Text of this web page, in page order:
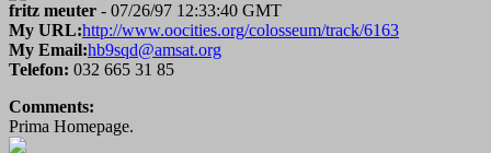
fritz meuter - 07/26/97 12:33:40 GMT
My URL:http://www.oocities.org/colosseum/track/6163
My Email:hb9sqd@amsat.org
Telefon: 032 665 31 85
Comments:
Prima Homepage.